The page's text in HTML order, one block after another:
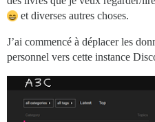
et diverses autres choses.
J’ai commencé à déplacer les
personnel vers cette instance